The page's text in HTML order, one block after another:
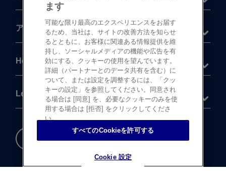
アキュビュー®製品
Help
Legal
重要な​安全情報
ます
可能な限り最高のエクスペリエンスをお届す
るため、当社は、サイトの改善方法を知らせ
るとともに、お客様に関連ある情報提供を維
持し、ソーシャルメディアの機能や広告を有
効にする、クッキーの使用を望んでいます。
詳細（パートナーとのデータ共有を含む）に
ついて、または設定を調整するには、「クッ
キーの設定」を参照してください。同意され
る場合は [同意] を、必要なクッキーのみを使
用する場合は [拒否] をクリックしてくださ
い。
Cookie 設定
すべてのCookieを許可する